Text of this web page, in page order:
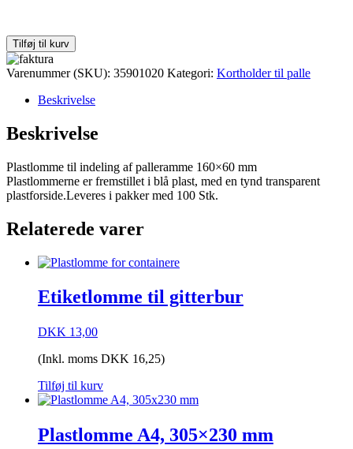
Tilføj til kurv
Varenummer (SKU): 35901020 Kategori: Kortholder til palle
Beskrivelse
Beskrivelse
Plastlomme til indeling af palleramme 160×60 mm
Plastlommerne er fremstillet i blå plast, med en tynd transparent
plastforside.Leveres i pakker med 100 Stk.
Relaterede varer
Etiketlomme til gitterbur
DKK 13,00
(Inkl. moms DKK 16,25)
Tilføj til kurv
Plastlomme A4, 305×230 mm